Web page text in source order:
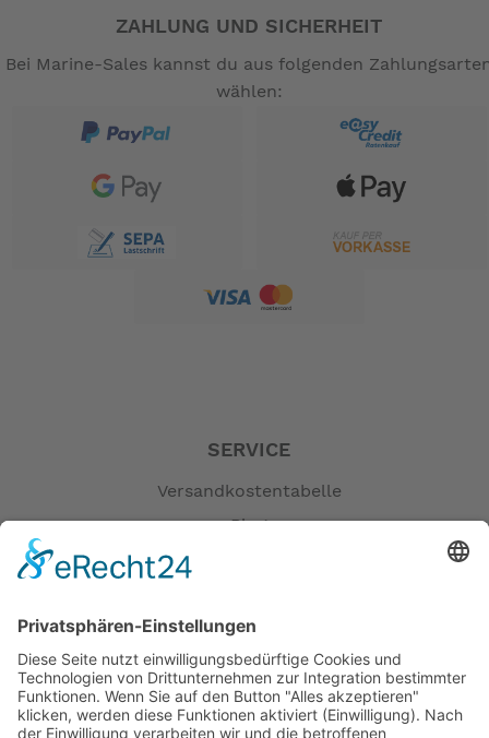
ZAHLUNG UND SICHERHEIT
Bei Marine-Sales kannst du aus folgenden
wählen:
SERVICE
Versandkostentabelle
Blog
Erklärung zur Barrierefreiheit
AGB
Öffnungszeiten
Versandpartner
Verfügbarkeiten